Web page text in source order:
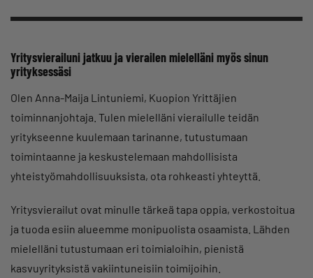
Yritysvierailuni jatkuu ja vierailen mielelläni myös sinun
yrityksessäsi
Olen Anna-Maija Lintuniemi, Kuopion Yrittäjien
toiminnanjohtaja. Tulen mielelläni vierailulle teidän
yritykseenne kuulemaan tarinanne, tutustumaan
toimintaanne ja keskustelemaan mahdollisista
yhteistyömahdollisuuksista, ota rohkeasti yhteyttä.
Yritysvierailut ovat minulle tärkeä tapa oppia, verkostoitua
ja tuoda esiin alueemme monipuolista osaamista. Lähden
mielelläni tutustumaan eri toimialoihin, pienistä
kasvuyrityksistä vakiintuneisiin toimijoihin.